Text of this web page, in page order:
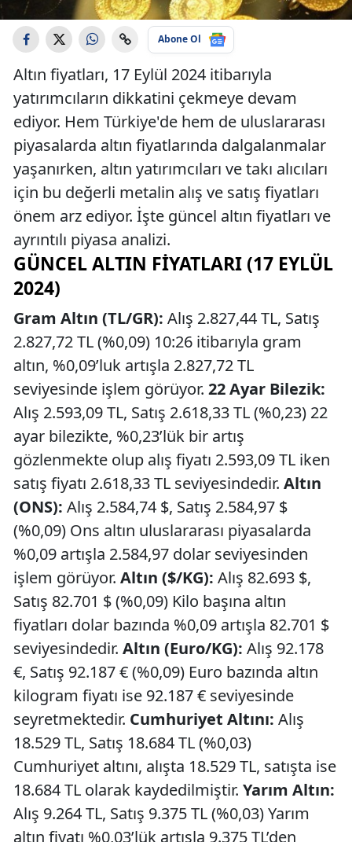
Abone Ol
Altın fiyatları, 17 Eylül 2024 itibarıyla
yatırımcıların dikkatini çekmeye devam
ediyor. Hem Türkiye'de hem de uluslararası
piyasalarda altın fiyatlarında dalgalanmalar
yaşanırken, altın yatırımcıları ve takı alıcıları
için bu değerli metalin alış ve satış fiyatları
önem arz ediyor. İşte güncel altın fiyatları ve
ayrıntılı piyasa analizi.
GÜNCEL ALTIN FIYATLARI (17 EYLÜL
2024)
Gram Altın (TL/GR): Alış 2.827,44 TL, Satış
2.827,72 TL (%0,09) 10:26 itibarıyla gram
altın, %0,09’luk artışla 2.827,72 TL
seviyesinde işlem görüyor. 22 Ayar Bilezik:
Alış 2.593,09 TL, Satış 2.618,33 TL (%0,23) 22
ayar bilezikte, %0,23’lük bir artış
gözlenmekte olup alış fiyatı 2.593,09 TL iken
satış fiyatı 2.618,33 TL seviyesindedir. Altın
(ONS): Alış 2.584,74 $, Satış 2.584,97 $
(%0,09) Ons altın uluslararası piyasalarda
%0,09 artışla 2.584,97 dolar seviyesinden
işlem görüyor. Altın ($/KG): Alış 82.693 $,
Satış 82.701 $ (%0,09) Kilo başına altın
fiyatları dolar bazında %0,09 artışla 82.701 $
seviyesindedir. Altın (Euro/KG): Alış 92.178
€, Satış 92.187 € (%0,09) Euro bazında altın
kilogram fiyatı ise 92.187 € seviyesinde
seyretmektedir. Cumhuriyet Altını: Alış
18.529 TL, Satış 18.684 TL (%0,03)
Cumhuriyet altını, alışta 18.529 TL, satışta ise
18.684 TL olarak kaydedilmiştir. Yarım Altın:
Alış 9.264 TL, Satış 9.375 TL (%0,03) Yarım
altın fiyatı %0,03’lük artışla 9.375 TL’den